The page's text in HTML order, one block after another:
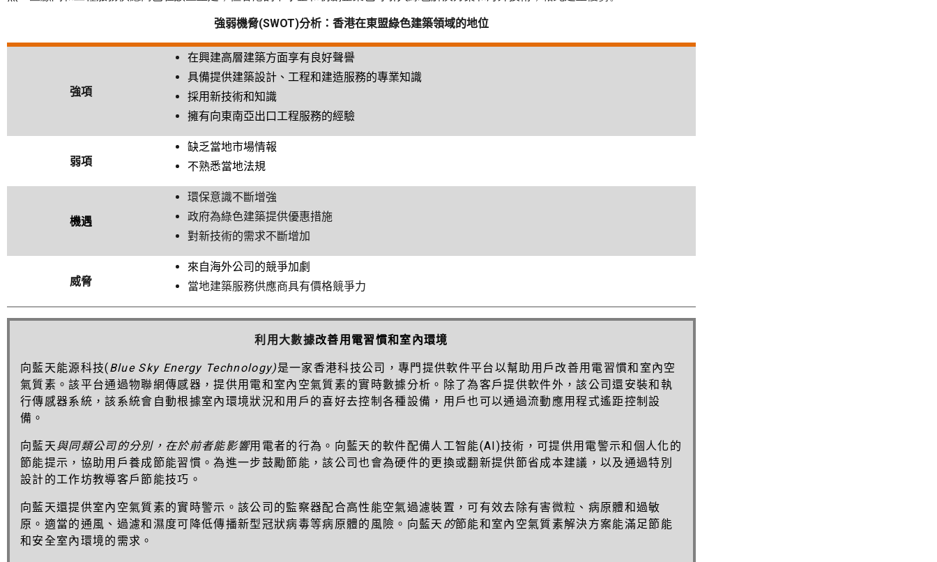
強弱機脅(SWOT)分析：香港在東盟綠色建築領域的地位
強項
在興建高層建築方面享有良好聲譽
具備提供建築設計、工程和建造服務的專業知識
採用新技術和知識
擁有向東南亞出口工程服務的經驗
弱項
缺乏當地市場情報
不熟悉當地法規
機遇
環保意識不斷增強
政府為綠色建築提供優惠措施
對新技術的需求不斷增加
威脅
來自海外公司的競爭加劇
當地建築服務供應商具有價格競爭力
利用大數據改善用電習慣和室內環境
向藍天能源科技(Blue Sky Energy Technology)是一家香港科技公司，專門提供軟件平台以幫助用戶改善用電習慣和室內空
氣質素。該平台通過物聯網傳感器，提供用電和室內空氣質素的實時數據分析。除了為客戶提供軟件外，該公司還安裝和執
行傳感器系統，該系統會自動根據室內環境狀況和用戶的喜好去控制各種設備，用戶也可以通過流動應用程式遙距控制設
備。
向藍天與同類公司的分別，在於前者能影響用電者的行為。向藍天的軟件配備人工智能(AI)技術，可提供用電警示和個人化的
節能提示，協助用戶養成節能習慣。為進一步鼓勵節能，該公司也會為硬件的更換或翻新提供節省成本建議，以及通過特別
設計的工作坊教導客戶節能技巧。
向藍天還提供室內空氣質素的實時警示。該公司的監察器配合高性能空氣過濾裝置，可有效去除有害微粒、病原體和過敏
原。適當的通風、過濾和濕度可降低傳播新型冠狀病毒等病原體的風險。向藍天 的節能和室內空氣質素解決方案能滿足節能
和安全室內環境的需求。